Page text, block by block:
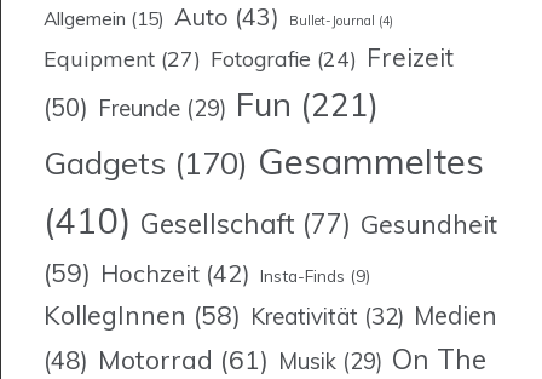
Allgemein (15) Auto (43) Bullet-Journal (4)
Equipment (27) Fotografie (24) Freizeit
(50) Freunde (29) Fun (221)
Gadgets (170) Gesammeltes
(410) Gesellschaft (77) Gesundheit
(59) Hochzeit (42) Insta-Finds (9)
KollegInnen (58) Kreativität (32) Medien
(48) Motorrad (61) Musik (29) On The